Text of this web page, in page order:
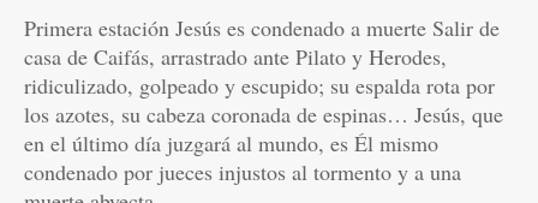
Primera estación Jesús es condenado a muerte Salir de
casa de Caifás, arrastrado ante Pilato y Herodes,
ridiculizado, golpeado y escupido; su espalda rota por
los azotes, su cabeza coronada de espinas… Jesús, que
en el último día juzgará al mundo, es Él mismo
condenado por jueces injustos al tormento y a una
Cardenal
John
Henry
Newman